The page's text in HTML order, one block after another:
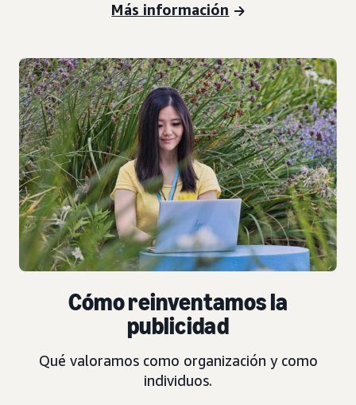
Más información
Cómo reinventamos la
publicidad
Qué valoramos como organización y como
individuos.